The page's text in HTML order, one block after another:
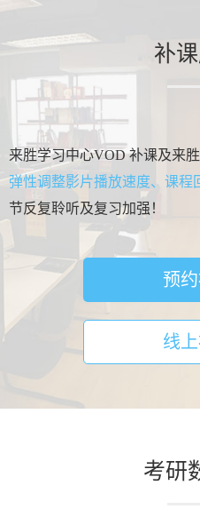
补
来胜学习中心VOD 补课及来
弹性调整影片播放速度、课程
节反复聆听及复习加强！
预
线
考研